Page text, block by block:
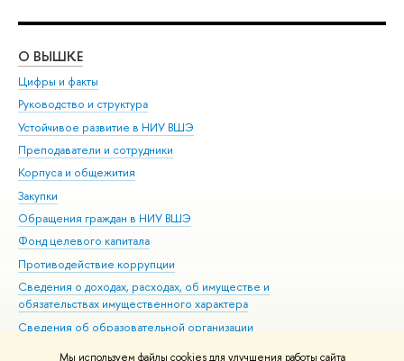
Мы используем файлы cookies для улучшения работы сайта
О ВЫШКЕ
Цифры и факты
Руководство и структура
Устойчивое развитие в НИУ ВШЭ
Преподаватели и сотрудники
Корпуса и общежития
Закупки
Обращения граждан в НИУ ВШЭ
Фонд целевого капитала
Противодействие коррупции
Сведения о доходах, расходах, об имуществе и
обязательствах имущественного характера
Сведения об образовательной организации
Людям с ограниченными возможностями здоровья